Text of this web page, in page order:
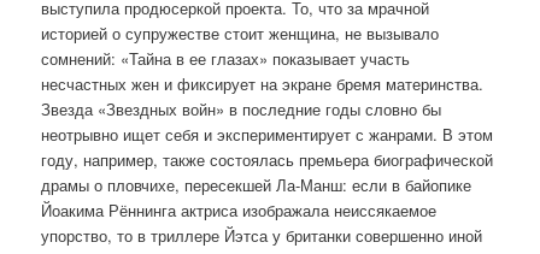
выступила продюсеркой проекта. То, что за мрачной
историей о супружестве стоит женщина, не вызывало
сомнений: «Тайна в ее глазах» показывает участь
несчастных жен и фиксирует на экране бремя материнства.
Звезда «Звездных войн» в последние годы словно бы
неотрывно ищет себя и экспериментирует с жанрами. В этом
году, например, также состоялась премьера биографической
драмы о пловчихе, пересекшей Ла-Манш: если в байопике
Йоакима Рённинга актриса изображала неиссякаемое
упорство, то в триллере Йэтса у британки совершенно иной